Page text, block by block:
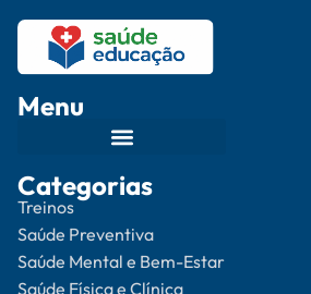
Menu
Categorias
Treinos
Saúde Preventiva
Saúde Mental e Bem-Estar
Saúde Física e Clínica